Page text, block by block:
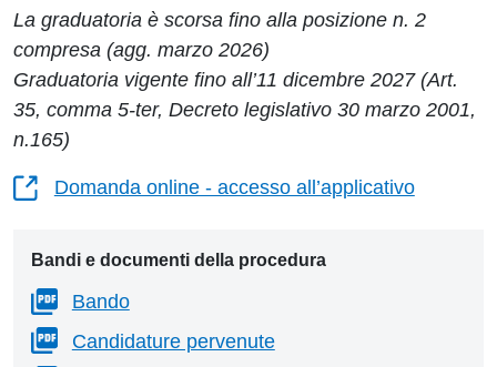
La graduatoria è scorsa fino alla posizione n. 2
compresa (agg. marzo 2026)
Graduatoria vigente fino all’11 dicembre 2027 (Art.
35, comma 5-ter, Decreto legislativo 30 marzo 2001,
n.165)
Domanda online - accesso all’applicativo
Bandi e documenti della procedura
Bando
Candidature pervenute